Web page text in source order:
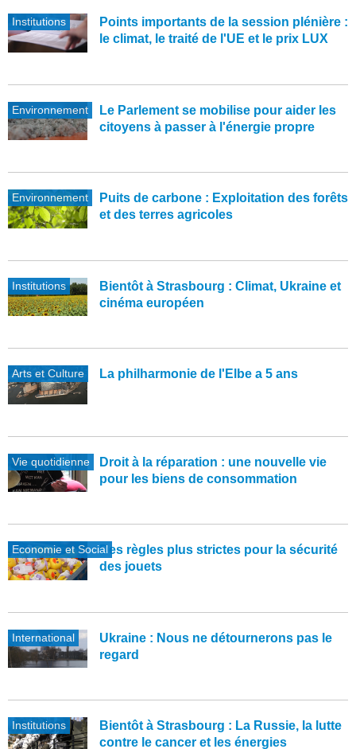
Institutions
Points importants de la session plénière :
le climat, le traité de l'UE et le prix LUX
Environnement
Le Parlement se mobilise pour aider les
citoyens à passer à l'énergie propre
Environnement
Puits de carbone : Exploitation des forêts
et des terres agricoles
Institutions
Bientôt à Strasbourg : Climat, Ukraine et
cinéma européen
Arts et Culture La philharmonie de l'Elbe a 5 ans
Vie quotidienne
Droit à la réparation : une nouvelle vie
pour les biens de consommation
Economie et SocialDes règles plus strictes pour la sécurité
des jouets
International
Ukraine : Nous ne détournerons pas le
regard
Institutions
Bientôt à Strasbourg : La Russie, la lutte
contre le cancer et les énergies